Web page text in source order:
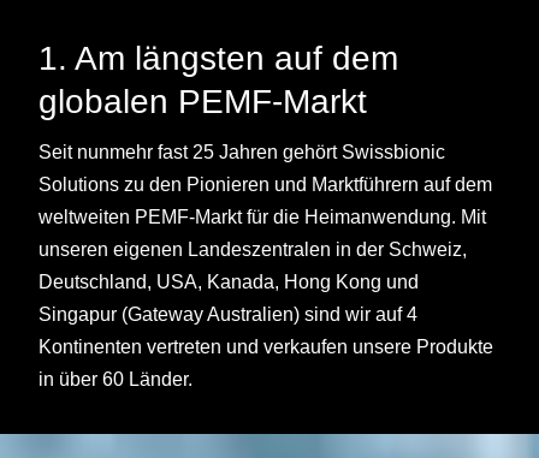
1. Am längsten auf dem
globalen PEMF-Markt
Seit nunmehr fast 25 Jahren gehört Swissbionic
Solutions zu den Pionieren und Marktführern auf dem
weltweiten PEMF-Markt für die Heimanwendung. Mit
unseren eigenen Landeszentralen in der Schweiz,
Deutschland, USA, Kanada, Hong Kong und
Singapur (Gateway Australien) sind wir auf 4
Kontinenten vertreten und verkaufen unsere Produkte
in über 60 Länder.